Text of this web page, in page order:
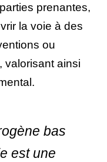
prenantes,
la voie à des
ou
valorisant ainsi
bas
est une